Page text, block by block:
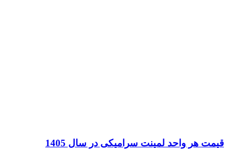
قیمت هر واحد لمینت سرامیکی در سال 1405